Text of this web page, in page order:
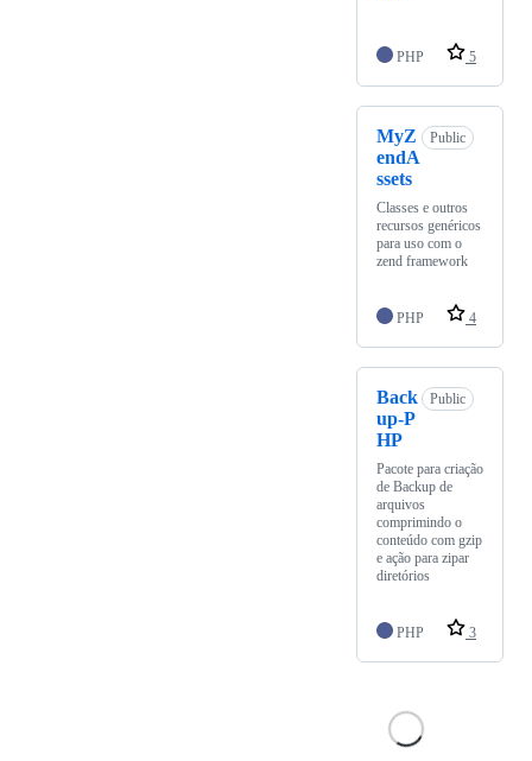
PHP 5
MyZ
endA
ssets
Public
Classes e outros
recursos genéricos
para uso com o
zend framework
PHP 4
Back
up-P
HP
Public
Pacote para criação
de Backup de
arquivos
comprimindo o
conteúdo com gzip
e ação para zipar
diretórios
PHP 3